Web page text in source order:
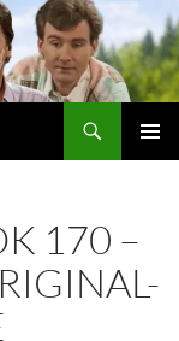
170 –